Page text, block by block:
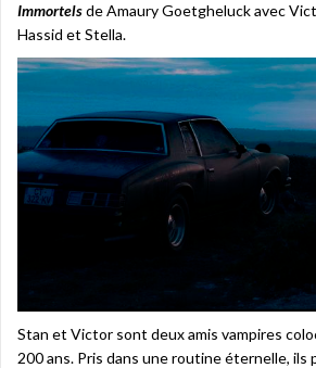
Immortelsde Amaury Goetgheluck avec
Hassid et Stella.
Stan et Victor sont deux amis vampires
200 ans. Pris dans une routine éternelle, ils